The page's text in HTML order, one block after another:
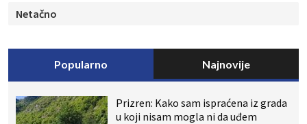
Netačno
Popularno Najnovije
Prizren: Kako sam ispraćena iz grada
u koji nisam mogla ni da uđem